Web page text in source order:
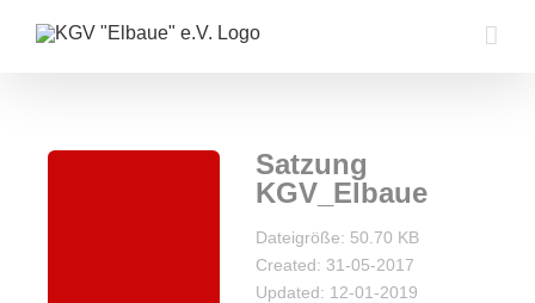
Inhalt
Satzung
KGV_Elbaue
Dateigröße: 50.70 KB
Created: 31-05-2017
Updated: 12-01-2019